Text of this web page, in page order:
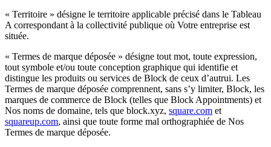
Découvrir
Aperçu
Types
Vêtements et accessoires
Articles pour la maison et cadeaux
Bière, vin et spiritueux
Epiceries et supermarchés
« Territoire » désigne le territoire applicable précisé dans le Tableau
A correspondant à la collectivité publique où Votre entreprise est
située.
« Termes de marque déposée » désigne tout mot, toute expression,
tout symbole et/ou toute conception graphique qui identifie et
distingue les produits ou services de Block de ceux d’autrui. Les
Termes de marque déposée comprennent, sans s’y limiter, Block, les
marques de commerce de Block (telles que Block Appointments) et
Nos noms de domaine, tels que block.xyz, square.com et
squareup.com, ainsi que toute forme mal orthographiée de Nos
Termes de marque déposée.